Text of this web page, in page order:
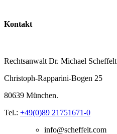
Kontakt
Rechtsanwalt Dr. Michael Scheffelt
Christoph-Rapparini-Bogen 25
80639 München.
Tel.: +49(0)89 21751671-0
info@scheffelt.com